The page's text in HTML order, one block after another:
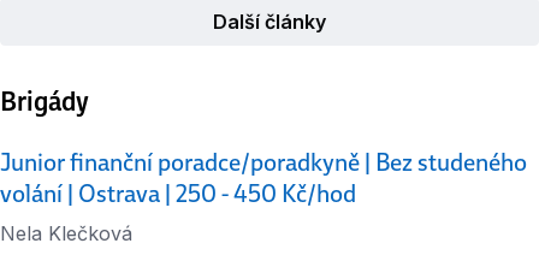
Další články
Brigády
Junior finanční poradce/poradkyně | Bez studeného
volání | Ostrava | 250 - 450 Kč/hod
Nela Klečková